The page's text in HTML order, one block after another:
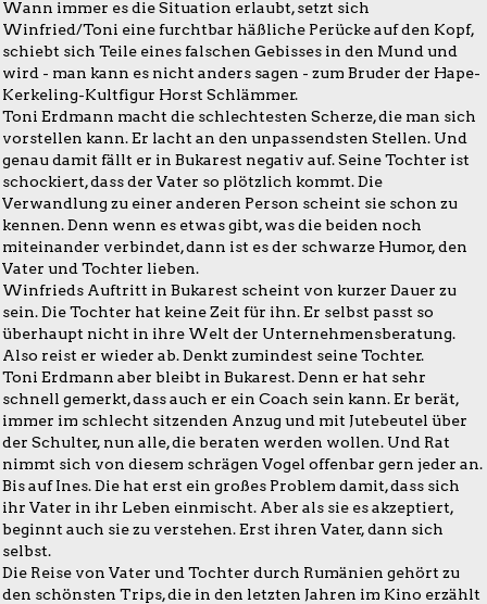
Wann immer es die Situation erlaubt, setzt sich
Winfried/Toni eine furchtbar häßliche Perücke auf den Kopf,
schiebt sich Teile eines falschen Gebisses in den Mund und
wird - man kann es nicht anders sagen - zum Bruder der Hape-
Kerkeling-Kultfigur Horst Schlämmer.
Toni Erdmann macht die schlechtesten Scherze, die man sich
vorstellen kann. Er lacht an den unpassendsten Stellen. Und
genau damit fällt er in Bukarest negativ auf. Seine Tochter ist
schockiert, dass der Vater so plötzlich kommt. Die
Verwandlung zu einer anderen Person scheint sie schon zu
kennen. Denn wenn es etwas gibt, was die beiden noch
miteinander verbindet, dann ist es der schwarze Humor, den
Vater und Tochter lieben.
Winfrieds Auftritt in Bukarest scheint von kurzer Dauer zu
sein. Die Tochter hat keine Zeit für ihn. Er selbst passt so
überhaupt nicht in ihre Welt der Unternehmensberatung.
Also reist er wieder ab. Denkt zumindest seine Tochter.
Toni Erdmann aber bleibt in Bukarest. Denn er hat sehr
schnell gemerkt, dass auch er ein Coach sein kann. Er berät,
immer im schlecht sitzenden Anzug und mit Jutebeutel über
der Schulter, nun alle, die beraten werden wollen. Und Rat
nimmt sich von diesem schrägen Vogel offenbar gern jeder an.
Bis auf Ines. Die hat erst ein großes Problem damit, dass sich
ihr Vater in ihr Leben einmischt. Aber als sie es akzeptiert,
beginnt auch sie zu verstehen. Erst ihren Vater, dann sich
selbst.
Die Reise von Vater und Tochter durch Rumänien gehört zu
den schönsten Trips, die in den letzten Jahren im Kino erzählt